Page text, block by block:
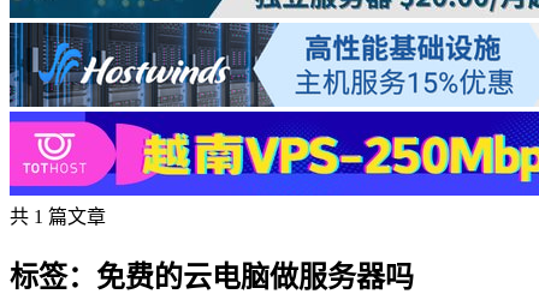
共 1 篇文章
标签：免费的云电脑做服务器吗